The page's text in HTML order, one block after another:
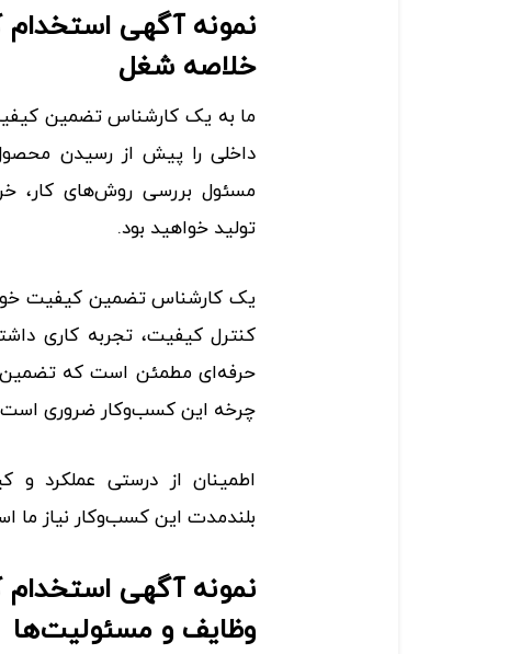
نمونه آگهی
خلاصه شغل
ما به یک کارشناس تضمین
داخلی را پیش از رسیدن
مسئول بررسی روش‌های کار،
تولید خواهید بود.
یک کارشناس تضمین کیفیت
کنترل ‌کیفیت، تجربه کاری
حرفه‌ای مطمئن است که تضمین
چرخه این کسب‌وکار ضروری
اطمینان از درستی عملکرد
بلندمدت این کسب‌وکار نیاز ما
نمونه آگهی
وظایف و مسئولیت‌ها